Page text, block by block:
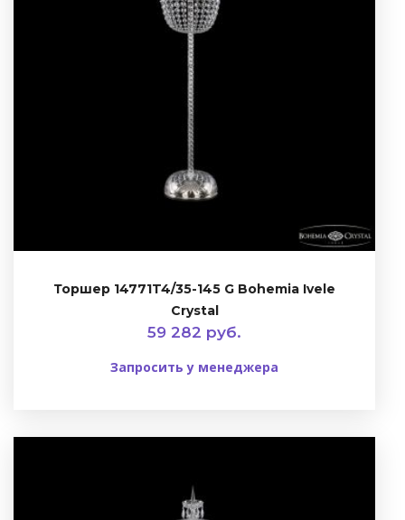
Торшер 14771T4/35-145 G Bohemia Ivele
Crystal
59 282 руб.
Запросить у менеджера